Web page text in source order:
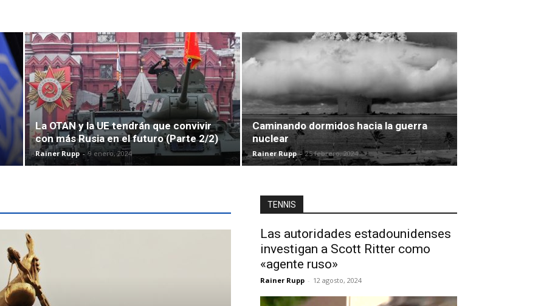
La OTAN y la UE tendrán que convivir
con más Rusia en el futuro (Parte 2/2)
Rainer Rupp - 9 enero, 2024
Caminando dormidos hacia la guerra
nuclear
Rainer Rupp - 25 febrero, 2024
TENNIS
Las autoridades estadounidenses
investigan a Scott Ritter como
«agente ruso»
Rainer Rupp - 12 agosto, 2024